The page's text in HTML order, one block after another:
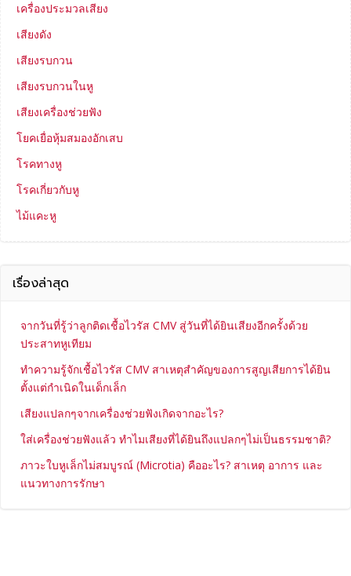
เครื่องประมวลเสียง
เสียงดัง
เสียงรบกวน
เสียงรบกวนในหู
เสียงเครื่องช่วยฟัง
โยคเยื่อหุ้มสมองอักเสบ
โรคทางหู
โรคเกี่ยวกับหู
ไม้แคะหู
เรื่องล่าสุด
จากวันที่รู้ว่าลูกติดเชื้อไวรัส CMV สู่วันที่ได้ยินเสียงอีกครั้งด้วย
ประสาทหูเทียม
ทำความรู้จักเชื้อไวรัส CMV สาเหตุสำคัญของการสูญเสียการได้ยิน
ตั้งแต่กำเนิดในเด็กเล็ก
เสียงแปลกๆจากเครื่องช่วยฟังเกิดจากอะไร?
ใส่เครื่องช่วยฟังแล้ว ทำไมเสียงที่ได้ยินถึงแปลกๆไม่เป็นธรรมชาติ?
ภาวะใบหูเล็กไม่สมบูรณ์ (Microtia) คืออะไร? สาเหตุ อาการ และ
แนวทางการรักษา